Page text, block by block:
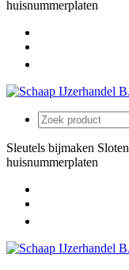
huisnummerplaten
Sleutels bijmaken
huisnummerplaten